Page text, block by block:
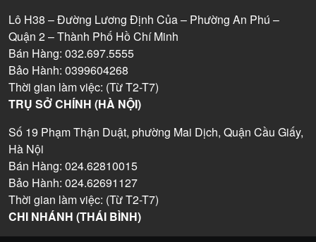
Lô H38 – Đường Lương Định Của – Phường An Phú –
Quận 2 – Thành Phố Hồ Chí Minh
Bán Hàng: 032.697.5555
Bảo Hành: 0399604268
Thời gian làm việc: (Từ T2-T7)
TRỤ SỞ CHÍNH (HÀ NỘI)
Số 19 Phạm Thận Duật, phường Mai Dịch, Quận Cầu Giấy,
Hà Nội
Bán Hàng: 024.62810015
Bảo Hành: 024.62691127
Thời gian làm việc: (Từ T2-T7)
CHI NHÁNH (THÁI BÌNH)